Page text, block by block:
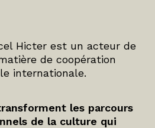
Hicter est un acteur de
de coopération
internationale.
les parcours
de la culture qui